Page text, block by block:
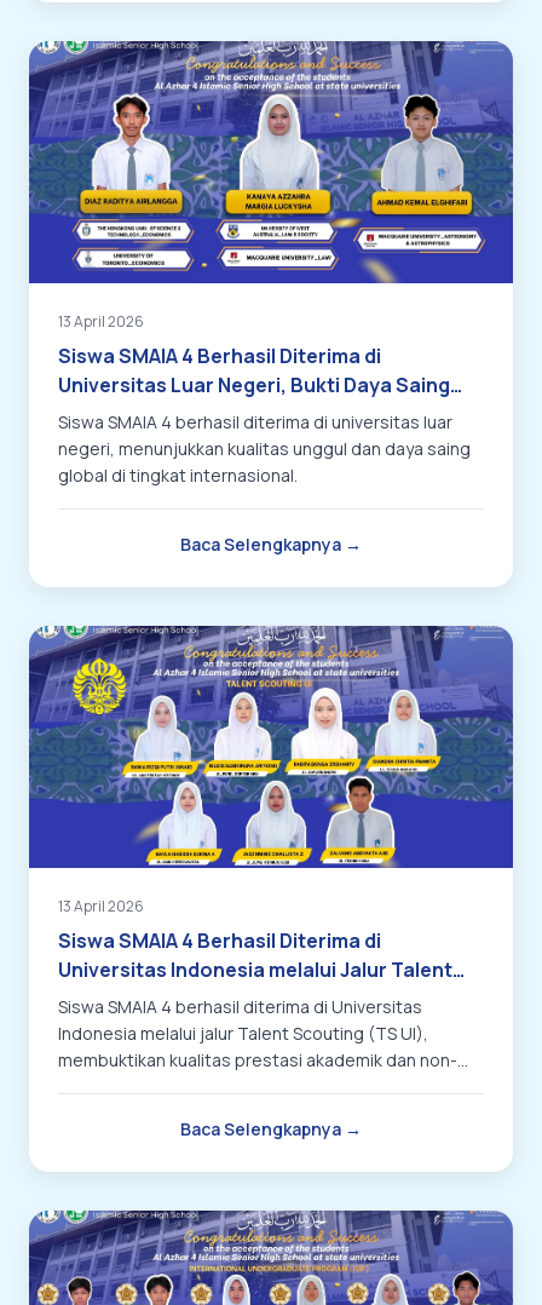
13 April 2026
Siswa SMAIA 4 Berhasil Diterima di
Universitas Luar Negeri, Bukti Daya Saing
Global
Siswa SMAIA 4 berhasil diterima di universitas luar
negeri, menunjukkan kualitas unggul dan daya saing
global di tingkat internasional.
Baca Selengkapnya →
13 April 2026
Siswa SMAIA 4 Berhasil Diterima di
Universitas Indonesia melalui Jalur Talent
Scouting (TS UI)
Siswa SMAIA 4 berhasil diterima di Universitas
Indonesia melalui jalur Talent Scouting (TS UI),
membuktikan kualitas prestasi akademik dan non-
Baca Selengkapnya →